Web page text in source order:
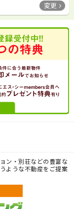
変更
ン・別荘などの豊富な
ような不動産をご提案